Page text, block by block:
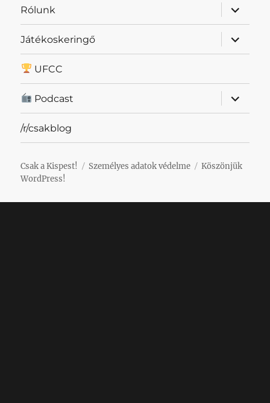
Rólunk
almenü
Játékoskeringő
almenü
UFCC
Podcast
almenü
/r/csakblog
Csak a Kispest! Személyes adatok védelme
Köszönjük
WordPress!